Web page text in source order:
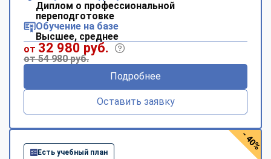
Диплом о профессиональной
переподготовке
Обучение на базе
Высшее, среднее
от 32 980 руб.
от 54 980 руб.
Подробнее
Оставить заявку
Есть учебный план
- 40%